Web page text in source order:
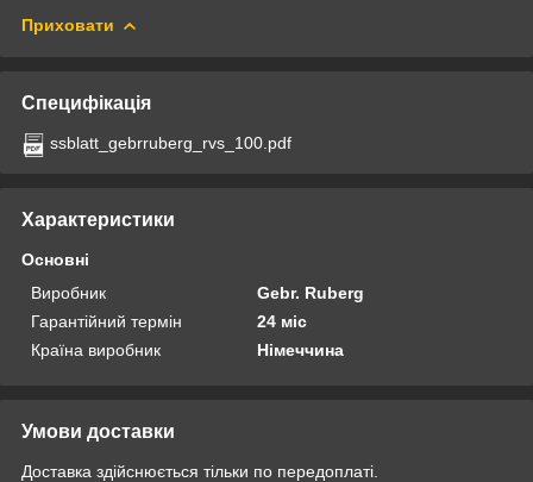
Приховати
Специфікація
ssblatt_gebrruberg_rvs_100.pdf
Характеристики
Основні
Виробник
Gebr. Ruberg
Гарантійний термін
24 міс
Країна виробник
Німеччина
Умови доставки
Доставка здійснюється тільки по передоплаті.